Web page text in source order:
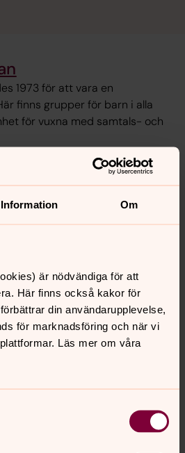
Information Om
är nödvändiga för att
Här finns också kakor för
din användarupplevelse,
för marknadsföring och när vi
Läs mer om våra
1973 för att vara en
finns grupper för barn i alla
för vuxna med samtals- och
och för verksamheten
är en del av Ålidhems
Innertavle, några kilometer
barnverksamhet och en
terminerna firas Gudstjänst